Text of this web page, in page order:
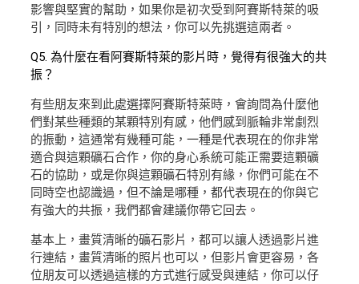
影響與堅實的幫助，如果你是初次受到阿賽斯特萊的吸
引，同時未有特別的想法，你可以先挑選這兩者。
Q5. 為什麼在看阿賽斯特萊的影片時，覺得有很強大的共
振？
有些朋友來到此處選擇阿賽斯特萊時，會詢問為什麼他
們對某些種類的某顆特別有感，他們感到脈輪非常劇烈
的振動，這通常有幾種可能，一種是代表現在的你非常
適合與這顆礦石合作，你的身心系統可能正需要這顆礦
石的協助，或是你與這顆礦石特別有緣，你們可能在不
同時空也認識過，但不論是哪種，都代表現在的你與它
有強大的共振，我們都會建議你帶它回去。
基本上，畫質清晰的礦石影片，都可以讓人透過影片進
行連結，畫質清晰的照片也可以，但影片會更容易，各
位朋友可以透過這樣的方式進行感受與連結，你可以仔